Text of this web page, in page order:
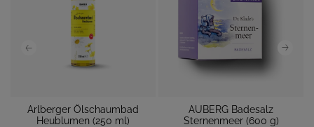
Arlberger Ölschaumbad
Heublumen (250 ml)
AUBERG Badesalz
Sternenmeer (600 g)